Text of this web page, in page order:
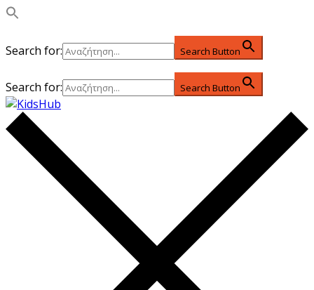
Search for: Search Button
Search for: Search Button